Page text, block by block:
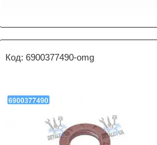
6900377490-omg